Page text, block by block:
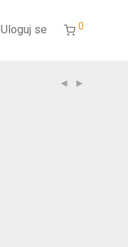
Uloguj se 0